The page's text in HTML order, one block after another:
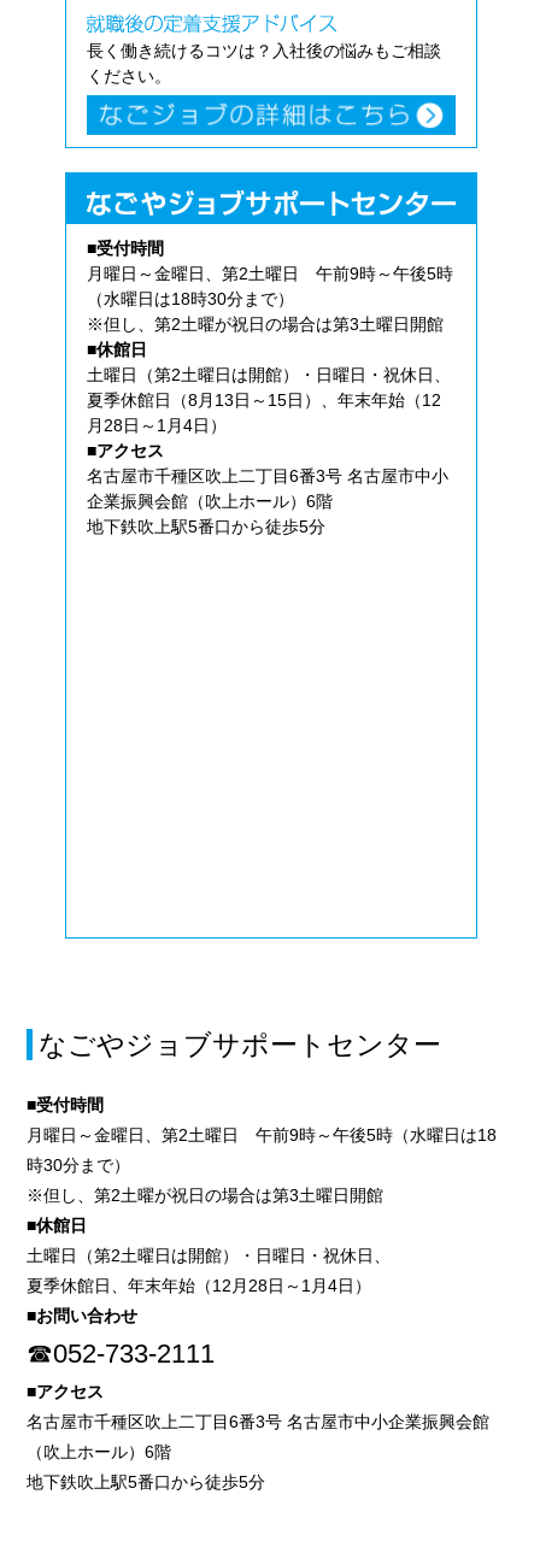
長く働き続けるコツは？入社後の悩みもご相談
ください。
■受付時間
月曜日～金曜日、第2土曜日 午前9時～午後5時
（水曜日は18時30分まで）
※但し、第2土曜が祝日の場合は第3土曜日開館
■休館日
土曜日（第2土曜日は開館）・日曜日・祝休日、
夏季休館日（8月13日～15日）、年末年始（12
月28日～1月4日）
■アクセス
名古屋市千種区吹上二丁目6番3号 名古屋市中小
企業振興会館（吹上ホール）6階
地下鉄吹上駅5番口から徒歩5分
なごやジョブサポートセンター
■受付時間
月曜日～金曜日、第2土曜日 午前9時～午後5時（水曜日は18
時30分まで）
※但し、第2土曜が祝日の場合は第3土曜日開館
■休館日
土曜日（第2土曜日は開館）・日曜日・祝休日、
夏季休館日、年末年始（12月28日～1月4日）
■お問い合わせ
☎052-733-2111
■アクセス
名古屋市千種区吹上二丁目6番3号 名古屋市中小企業振興会館
（吹上ホール）6階
地下鉄吹上駅5番口から徒歩5分